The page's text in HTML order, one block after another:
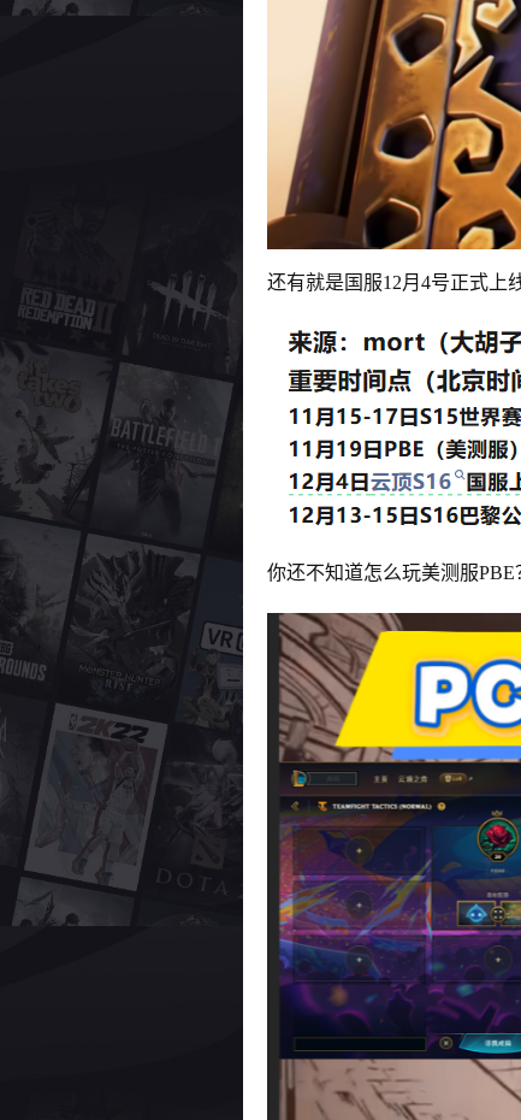
还有就是国服12月4号正式上
你还不知道怎么玩美测服PBE